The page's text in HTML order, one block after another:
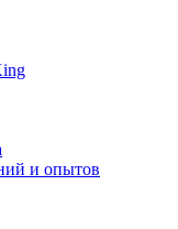
и опытов